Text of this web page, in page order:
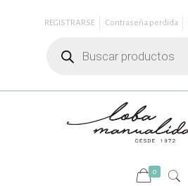
REGISTRARSE Contraseña perdida
productos
0